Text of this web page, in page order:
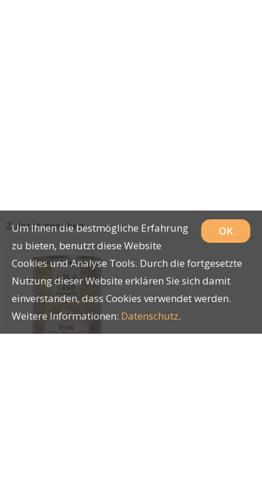
Zuletzt gesehen OK
Um Ihnen die bestmögliche Erfahrung
zu bieten, benutzt diese Website
Cookies und Analyse Tools. Durch die fortgesetzte
Nutzung dieser Website erklären Sie sich damit
einverstanden, dass Cookies verwendet werden.
Weitere Informationen: Datenschutz.